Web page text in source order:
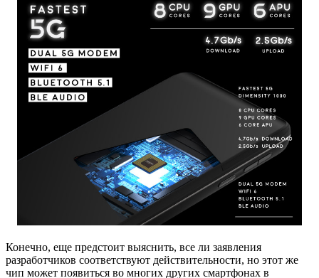
Конечно, еще предстоит выяснить, все ли заявления
разработчиков соответствуют действительности, но этот же
чип может появиться во многих других смартфонах в